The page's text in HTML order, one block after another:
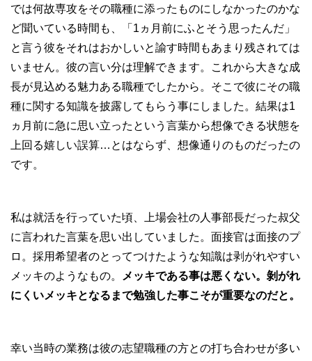
では何故専攻をその職種に添ったものにしなかったのかな
ど聞いている時間も、「1ヵ月前にふとそう思ったんだ」
と言う彼をそれはおかしいと諭す時間もあまり残されては
いません。彼の言い分は理解できます。これから大きな成
長が見込める魅力ある職種でしたから。そこで彼にその職
種に関する知識を披露してもらう事にしました。結果は1
ヵ月前に急に思い立ったという言葉から想像できる状態を
上回る嬉しい誤算…とはならず、想像通りのものだったの
です。
私は就活を行っていた頃、上場会社の人事部長だった叔父
に言われた言葉を思い出していました。面接官は面接のプ
ロ。採用希望者のとってつけたような知識は剥がれやすい
メッキのようなもの。
メッキである事は悪くない。剝がれ
にくいメッキとなるまで勉強した事こそが重要なのだと。
幸い当時の業務は彼の志望職種の方との打ち合わせが多い